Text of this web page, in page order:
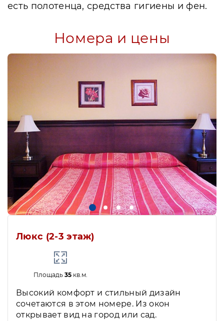
есть полотенца, средства гигиены и фен.
Номера и цены
Люкс (2-3 этаж)
Площадь 35кв.м.
Высокий комфорт и стильный дизайн
сочетаются в этом номере. Из окон
открывает вид на город или сад.